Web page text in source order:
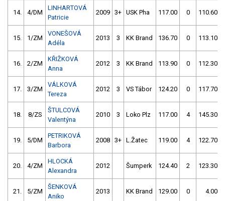
14. 4/DM
LINHARTOVÁ
Patricie
2009 3+ USK Pha 117.00 0 110.60
15. 1/ZM
VONEŠOVÁ
Adéla
2013 3 KK Brand 136.70 0 113.10
16. 2/ZM
KŘIŽKOVÁ
Anna
2012 3 KK Brand 113.90 0 112.30
17. 3/ZM
VÁLKOVÁ
Tereza
2012 3 VS Tábor 124.20 0 117.70
18. 8/ZS
ŠTULCOVÁ
Valentýna
2010 3 Loko Plz 117.00 4 145.30
19. 5/DM
PETRIKOVÁ
Barbora
2008 3+ L.Žatec 119.00 4 122.70
20. 4/ZM
HLOCKÁ
Alexandra
2012 Šumperk 124.40 2 123.30
21. 5/ZM
ŠENKOVÁ
Aniko
2013 KK Brand 129.00 0 4.00